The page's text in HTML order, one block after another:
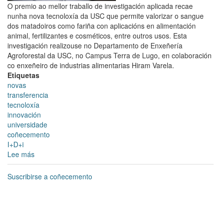
O premio ao mellor traballo de investigación aplicada recae
nunha nova tecnoloxía da USC que permite valorizar o sangue
dos matadoiros como fariña con aplicacións en alimentación
animal, fertilizantes e cosméticos, entre outros usos. Esta
investigación realizouse no Departamento de Enxeñería
Agroforestal da USC, no Campus Terra de Lugo, en colaboración
co enxeñeiro de industrias alimentarias Hiram Varela.
Etiquetas
novas
transferencia
tecnoloxía
innovación
universidade
coñecemento
I+D+i
Lee más
Concesión
dos
Suscribirse a coñecemento